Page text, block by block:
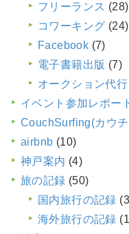
フリーランス (28)
コワーキング (24)
Facebook (7)
電子書籍出版 (7)
オークション代行
イベント参加レポー
CouchSurfing(カウ
airbnb (10)
神戸案内 (4)
旅の記録 (50)
国内旅行の記録
海外旅行の記録